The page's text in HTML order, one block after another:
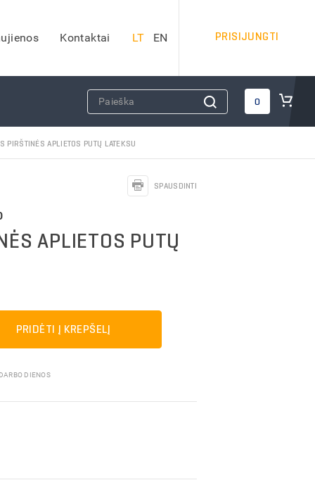
PRISIJUNGTI
LT EN
Kontaktai
DARBO SAUGOS PRIEMONĖS
Veido apsauga
Apsauginės ausinės
Kvėpavimo takų apsauga
Apsauginiai akiniai
Antkeliai darbui
Kitos darbo saugos priemonės
Pakavimo medžiagos
0
PIRŠTINĖS APLIETOS PUTŲ LATEKSU
SPAUSDINTI
APLIETOS PUTŲ
PRIDĖTI Į KREPŠELĮ
DIENOS